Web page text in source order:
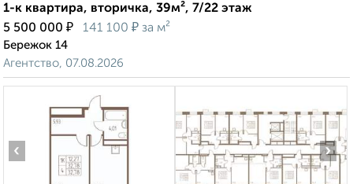
1-к квартира, вторичка, 39м², 7/22 этаж
5 500 000 ₽ 141 100 ₽ за м²
Бережок 14
Агентство, 07.08.2026
‹ ›